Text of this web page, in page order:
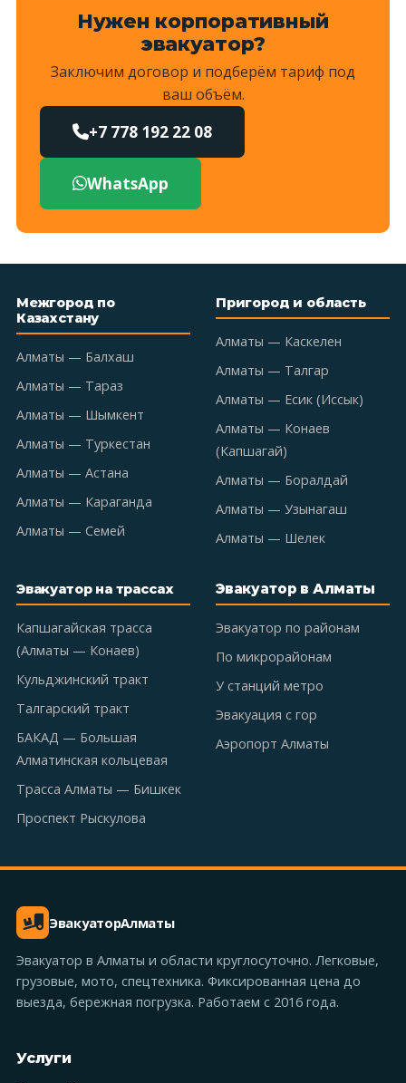
Нужен корпоративный
эвакуатор?
Заключим договор и подберём тариф под
ваш объём.
+7 778 192 22 08
WhatsApp
Межгород по
Казахстану
Алматы — Балхаш
Алматы — Тараз
Алматы — Шымкент
Алматы — Туркестан
Алматы — Астана
Алматы — Караганда
Алматы — Семей
Пригород и область
Алматы — Каскелен
Алматы — Талгар
Алматы — Есик (Иссык)
Алматы — Конаев
(Капшагай)
Алматы — Боралдай
Алматы — Узынагаш
Алматы — Шелек
Эвакуатор на трассах
Капшагайская трасса
(Алматы — Конаев)
Кульджинский тракт
Талгарский тракт
БАКАД — Большая
Алматинская кольцевая
Трасса Алматы — Бишкек
Проспект Рыскулова
Эвакуатор в Алматы
Эвакуатор по районам
По микрорайонам
У станций метро
Эвакуация с гор
Аэропорт Алматы
ЭвакуаторАлматы
Эвакуатор в Алматы и области круглосуточно. Легковые,
грузовые, мото, спецтехника. Фиксированная цена до
выезда, бережная погрузка. Работаем с 2016 года.
Услуги